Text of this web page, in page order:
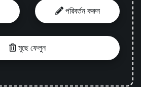
পরিবর্তন করুন
মুছে ফেলুন